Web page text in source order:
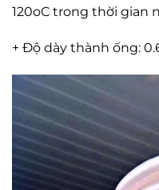
120oC trong thời gian
+ Độ dày thành ống: